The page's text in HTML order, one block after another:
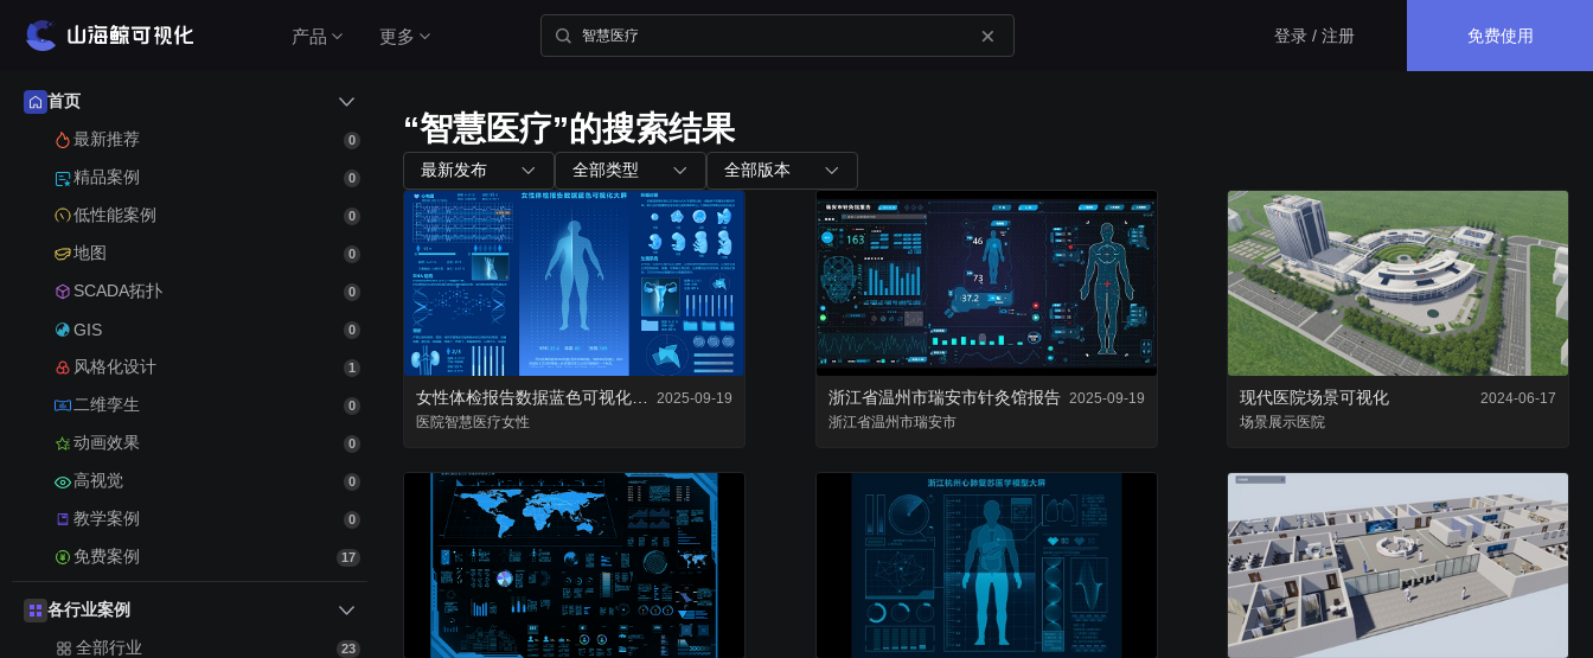
产品
产品介绍
山海鲸围绕数据可视化打造了整套产品矩阵，实
现从3D数字孪生到数据报表，从产品到服务的一
站式用户体验。
查看价格
无需安装，随时随地打开即可使用
私有云（软件下载）
数据模型均在本地，安全可控
内置组件
图表组件
200+ 主流图表全支持
三维孪生
内置3D渲染引擎
资产库
复用已有组件，降低项目成本
山海鲸查看器
全免费离线部署环境
大屏演示APP
大小屏互动移动端
Blender插件
数据管家
零代码轻松完成数据接入和数据处理
GISBox
一站式三维 GIS 处理工具
斑斑低代码
完全免费的低代码平台
瓦石物联
轻装3D
模型轻量化处理工具
更多 登录 / 注册 免费使用
首页
最新推荐
0
精品案例 0
低性能案例 0
地图 0
SCADA拓扑 0
GIS 0
风格化设计 1
二维孪生 0
动画效果 0
高视觉 0
教学案例 0
免费案例 17
各行业案例
全部行业
23
“智慧医疗”的搜索结果
最新发布 全部类型 全部版本
2025-09-19
医院智慧医疗女性
浙江省温州市瑞安市针灸馆报告 2025-09-19
浙江省温州市瑞安市
现代医院场景可视化
2024-06-17
场景展示医院